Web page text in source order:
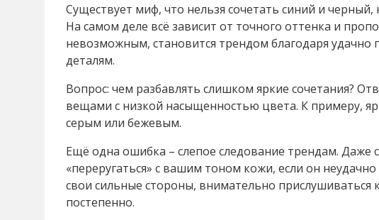
Существует миф, что нельзя сочетать синий и
На самом деле всё зависит от точного оттенка и
невозможным, становится трендом благодаря удачно
деталям.
Вопрос: чем разбавлять слишком яркие сочетания?
вещами с низкой насыщенностью цвета. К примеру,
серым или бежевым.
Ещё одна ошибка – слепое следование трендам.
«переругаться» с вашим тоном кожи, если он
свои сильные стороны, внимательно прислушиваться
постепенно.